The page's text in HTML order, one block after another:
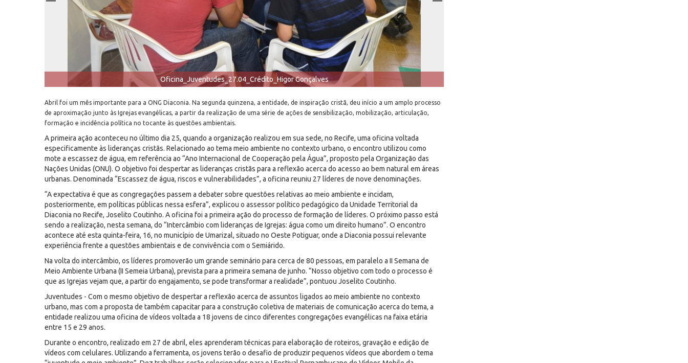
Oficina_Juventudes_27.04_Crédito_Higor Gonçalves
Abril foi um mês importante para a ONG Diaconia. Na segunda quinzena, a entidade, de inspiração cristã, deu início a um amplo processo
de aproximação junto às Igrejas evangélicas, a partir da realização de uma série de ações de sensibilização, mobilização, articulação,
formação e incidência política no tocante às questões ambientais.
A primeira ação aconteceu no último dia 25, quando a organização realizou em sua sede, no Recife, uma oficina voltada
especificamente às lideranças cristãs. Relacionado ao tema meio ambiente no contexto urbano, o encontro utilizou como
mote a escassez de água, em referência ao “Ano Internacional de Cooperação pela Água”, proposto pela Organização das
Nações Unidas (ONU). O objetivo foi despertar as lideranças cristãs para a reflexão acerca do acesso ao bem natural em áreas
urbanas. Denominada “Escassez de água, riscos e vulnerabilidades”, a oficina reuniu 27 líderes de nove denominações.
“A expectativa é que as congregações passem a debater sobre questões relativas ao meio ambiente e incidam,
posteriormente, em políticas públicas nessa esfera”, explicou o assessor político pedagógico da Unidade Territorial da
Diaconia no Recife, Joselito Coutinho. A oficina foi a primeira ação do processo de formação de líderes. O próximo passo está
sendo a realização, nesta semana, do “Intercâmbio com lideranças de Igrejas: água como um direito humano”. O encontro
acontece até esta quinta-feira, 16, no município de Umarizal, situado no Oeste Potiguar, onde a Diaconia possui relevante
experiência frente a questões ambientais e de convivência com o Semiárido.
Na volta do intercâmbio, os líderes promoverão um grande seminário para cerca de 80 pessoas, em paralelo a II Semana de
Meio Ambiente Urbana (II Semeia Urbana), prevista para a primeira semana de junho. “Nosso objetivo com todo o processo é
que as Igrejas vejam que, a partir do engajamento, se pode transformar a realidade”, pontuou Joselito Coutinho.
Juventudes - Com o mesmo objetivo de despertar a reflexão acerca de assuntos ligados ao meio ambiente no contexto
urbano, mas com a proposta de também capacitar para a construção coletiva de materiais de comunicação acerca do tema, a
entidade realizou uma oficina de vídeos voltada a 18 jovens de cinco diferentes congregações evangélicas na faixa etária
entre 15 e 29 anos.
Durante o encontro, realizado em 27 de abril, eles aprenderam técnicas para elaboração de roteiros, gravação e edição de
vídeos com celulares. Utilizando a ferramenta, os jovens terão o desafio de produzir pequenos vídeos que abordem o tema